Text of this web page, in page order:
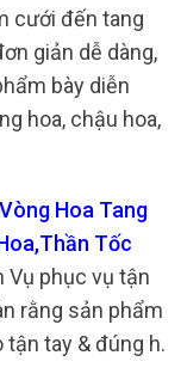
cưới đến tang
giản dễ dàng,
bày diễn
hoa, chậu hoa,
Hoa Tang
Tốc
Vụ phục vụ tận
rằng sản phẩm
tay & đúng h.